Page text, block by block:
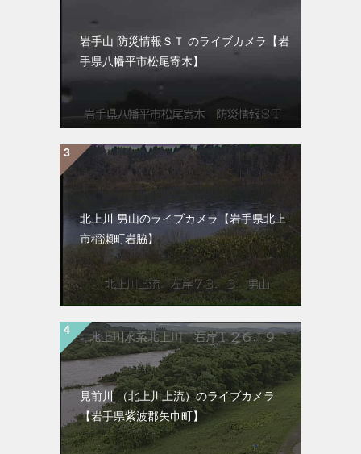
岩手山 防災情報ＳＴ のライブカメラ【岩
手県八幡平市松尾寄木】
北上川 男山のライブカメラ【岩手県北上
市稲瀬町岩脇】
見前川 （北上川上流）のライブカメラ
【岩手県紫波郡矢巾町】